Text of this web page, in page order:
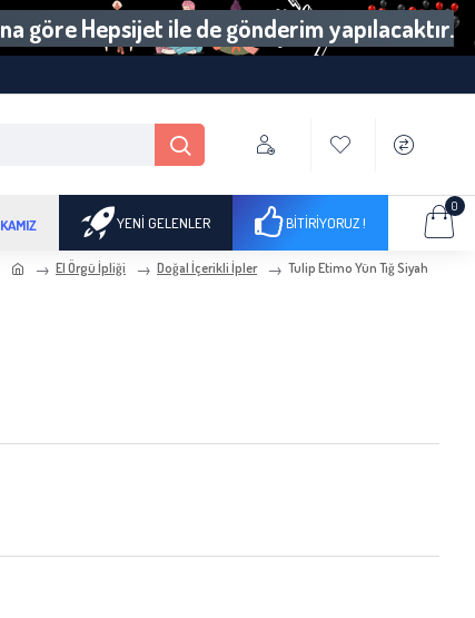
göre Hepsijet ile de gönderim yapılacaktır.
YENI GELENLER BITIRIYORUZ !
0
El Örgü İpliği Doğal İçerikli İpler Tulip Etimo Yün Tığ Siyah